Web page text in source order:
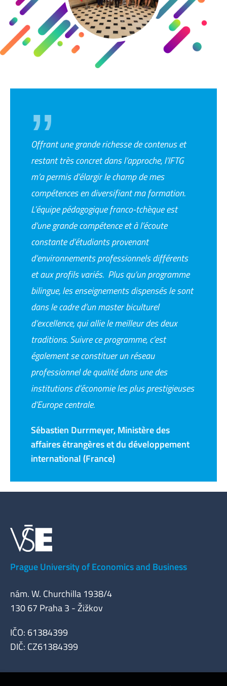
Offrant une grande richesse de contenus et
restant très concret dans l’approche, l’IFTG
m’a permis d’élargir le champ de mes
compétences en diversifiant ma formation.
L’équipe pédagogique franco-tchèque est
d’une grande compétence et à l’écoute
constante d’étudiants provenant
d’environnements professionnels différents
et aux profils variés. Plus qu’un programme
bilingue, les enseignements dispensés le sont
dans le cadre d’un master biculturel
d’excellence, qui allie le meilleur des deux
traditions. Suivre ce programme, c’est
également se constituer un réseau
professionnel de qualité dans une des
institutions d’économie les plus prestigieuses
d’Europe centrale.
Sébastien Durrmeyer, Ministère des
affaires étrangères et du développement
international (France)
Prague University of Economics and Business
nám. W. Churchilla 1938/4
130 67 Praha 3 - Žižkov
IČO: 61384399
DIČ: CZ61384399